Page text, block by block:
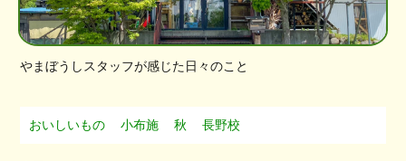
やまぼうしスタッフが感じた日々のこと
おいしいもの 小布施 秋 長野校